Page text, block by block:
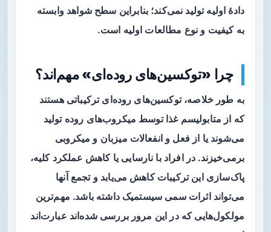
دادهٔ اولیه تولید نمی‌کند؛ بنابراین سطح شواهد وابسته
به کیفیت و نوع مطالعات اولیه است.
چرا «توکسین‌های روده‌ای» مهم‌اند؟
به طور خلاصه، توکسین‌های روده‌ای ترکیباتی هستند
که از متابولیسم غذا توسط میکروب‌های روده تولید
می‌شوند یا از فعل و انفعالات میزبان و میکروبی
برمی‌خیزند. در افراد با نارسایی یا کاهش عملکرد کلیه،
پاک‌سازی این ترکیبات کاهش می‌یابد و تجمع آنها
می‌تواند اثرات سمی سیستمیک داشته باشد. مهم‌ترین
مولکول‌هایی که در این مرور بررسی شده‌اند عبارت‌اند